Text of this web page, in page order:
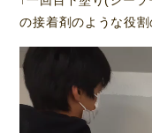
の接着剤のような役
動
画
プ